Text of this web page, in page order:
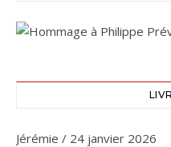
Jérémie / 24 janvier 2026